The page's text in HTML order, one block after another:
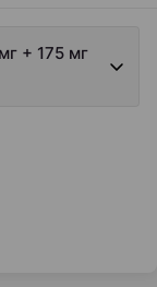
+ 175 мг